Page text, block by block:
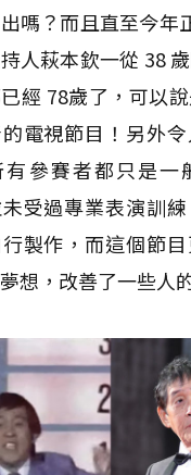
嗎？而且直至今年
人萩本欽一從 38
經 78歲了，可以
電視節目！另外
有參賽者都只是一
受過專業表演訓
製作，而這個節
想，改善了一些人